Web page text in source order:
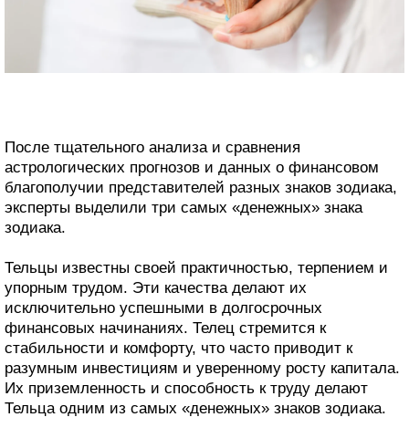
После тщательного анализа и сравнения
астрологических прогнозов и данных о финансовом
благополучии представителей разных знаков зодиака,
эксперты выделили три самых «денежных» знака
зодиака.
Тельцы известны своей практичностью, терпением и
упорным трудом. Эти качества делают их
исключительно успешными в долгосрочных
финансовых начинаниях. Телец стремится к
стабильности и комфорту, что часто приводит к
разумным инвестициям и уверенному росту капитала.
Их приземленность и способность к труду делают
Тельца одним из самых «денежных» знаков зодиака.